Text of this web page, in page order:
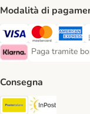
Modalità di
Paga con Visa. Payment
Paga conPaga
Klarna Payment Method
Paga tramite
Paga tramite
Consegna
Poste Italiane.